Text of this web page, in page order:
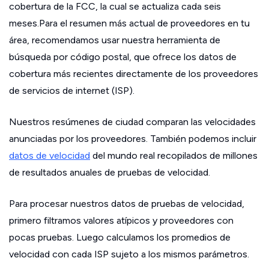
cobertura de la FCC, la cual se actualiza cada seis
meses.Para el resumen más actual de proveedores en tu
área, recomendamos usar nuestra herramienta de
búsqueda por código postal, que ofrece los datos de
cobertura más recientes directamente de los proveedores
de servicios de internet (ISP).
Nuestros resúmenes de ciudad comparan las velocidades
anunciadas por los proveedores. También podemos incluir
datos de velocidad del mundo real recopilados de millones
de resultados anuales de pruebas de velocidad.
Para procesar nuestros datos de pruebas de velocidad,
primero filtramos valores atípicos y proveedores con
pocas pruebas. Luego calculamos los promedios de
velocidad con cada ISP sujeto a los mismos parámetros.